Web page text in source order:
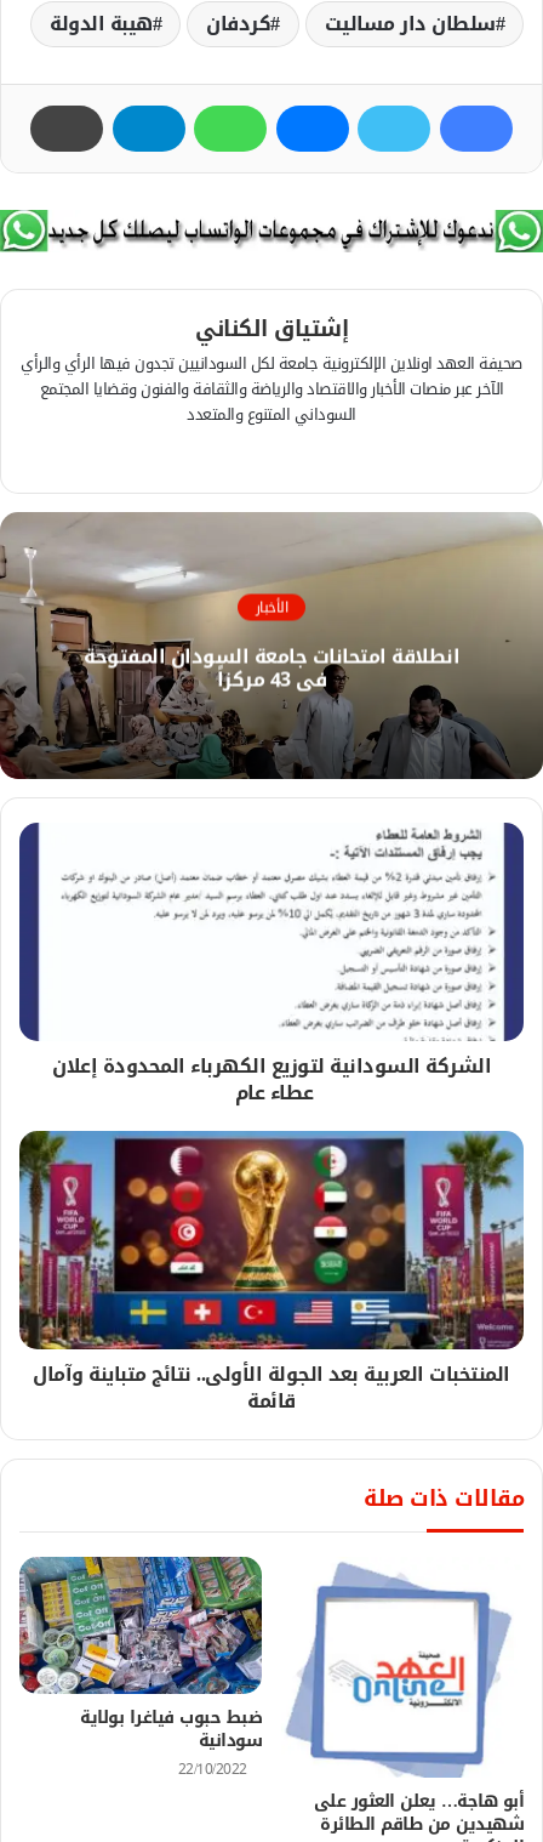
سلطان دار مساليت
كردفان هيبة الدولة
إشتياق الكناني
صحيفة العهد اونلاين الإلكترونية جامعة لكل السودانيين تجدون فيها الرأي والرأي
الآخر عبر منصات الأخبار والاقتصاد والرياضة والثقافة والفنون وقضايا المجتمع
السوداني المتنوع والمتعدد
م
و
ع
ا
ل
و
ي
ب
س
ك الأخبار
انطلاقة امتحانات جامعة السودان المفتوحة
في 43 مركزاً
الشركة السودانية لتوزيع الكهرباء المحدودة إعلان
عطاء عام
المنتخبات العربية بعد الجولة الأولى.. نتائج متباينة وآمال
قائمة
مقالات ذات صلة
أبو هاجة… يعلن العثور على
شهيدين من طاقم الطائرة
ضبط حبوب فياغرا بولاية
سودانية
22/10/2022